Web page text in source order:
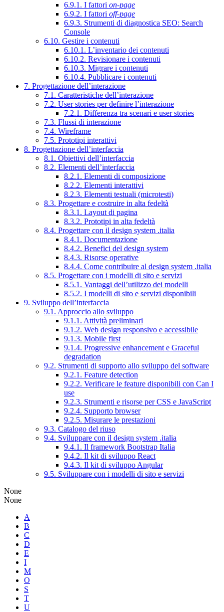
6.9.1. I fattori on-page
6.9.2. I fattori off-page
6.9.3. Strumenti di diagnostica SEO: Search
Console
6.10. Gestire i contenuti
6.10.1. L’inventario dei contenuti
6.10.2. Revisionare i contenuti
6.10.3. Migrare i contenuti
6.10.4. Pubblicare i contenuti
7. Progettazione dell’interazione
7.1. Caratteristiche dell’interazione
7.2. User stories per definire l’interazione
7.2.1. Differenza tra scenari e user stories
7.3. Flussi di interazione
7.4. Wireframe
7.5. Prototipi interattivi
8. Progettazione dell’interfaccia
8.1. Obiettivi dell’interfaccia
8.2. Elementi dell’interfaccia
8.2.1. Elementi di composizione
8.2.2. Elementi interattivi
8.2.3. Elementi testuali (microtesti)
8.3. Progettare e costruire in alta fedeltà
8.3.1. Layout di pagina
8.3.2. Prototipi in alta fedeltà
8.4. Progettare con il design system .italia
8.4.1. Documentazione
8.4.2. Benefici del design system
8.4.3. Risorse operative
8.4.4. Come contribuire al design system .italia
8.5. Progettare con i modelli di sito e servizi
8.5.1. Vantaggi dell’utilizzo dei modelli
8.5.2. I modelli di sito e servizi disponibili
9. Sviluppo dell’interfaccia
9.1. Approccio allo sviluppo
9.1.1. Attività preliminari
9.1.2. Web design responsivo e accessibile
9.1.3. Mobile first
9.1.4. Progressive enhancement e Graceful
degradation
9.2. Strumenti di supporto allo sviluppo del software
9.2.1. Feature detection
9.2.2. Verificare le feature disponibili con Can I
use
9.2.3. Strumenti e risorse per CSS e JavaScript
9.2.4. Supporto browser
9.2.5. Misurare le prestazioni
9.3. Catalogo del riuso
9.4. Sviluppare con il design system .italia
9.4.1. Il framework Bootstrap Italia
9.4.2. Il kit di sviluppo React
9.4.3. Il kit di sviluppo Angular
9.5. Sviluppare con i modelli di sito e servizi
None
None
A
B
C
D
E
I
M
O
S
T
U